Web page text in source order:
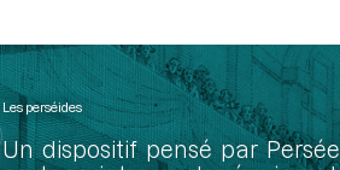
Les perséides
Un dispositif pensé par